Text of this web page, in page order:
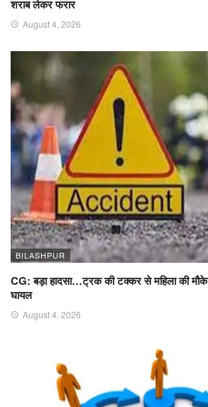
शराब लेकर फरार
August 4, 2026
BILASHPUR
CG: बड़ा हादसा…ट्रक की टक्कर से महिला की
घायल
August 4, 2026